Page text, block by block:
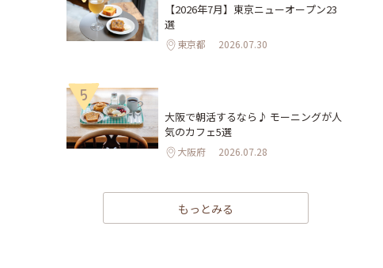
【2026年7月】東京ニューオープン23
選
東京都 2026.07.30
5
大阪で朝活するなら♪ モーニングが人
気のカフェ5選
大阪府 2026.07.28
もっとみる